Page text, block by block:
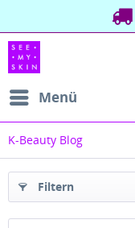
Menü
K-Beauty Blog
Filtern